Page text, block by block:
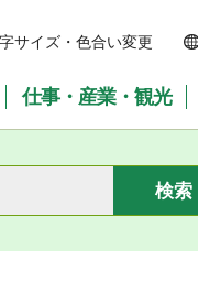
サイズ・色合い変更
仕事・産業・観光